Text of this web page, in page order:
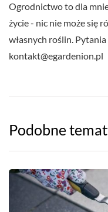
Ogrodnictwo to dla
życie - nic nie może się
własnych roślin.
kontakt@egardenion.pl
Podobne